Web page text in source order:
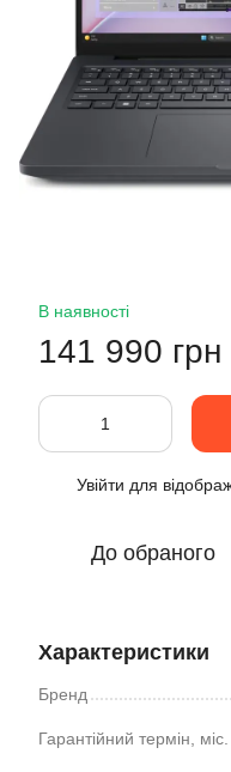
В наявності
141 990 грн
Увійти для
До обраного
Характеристики
Бренд
Гарантійний термін, міс.